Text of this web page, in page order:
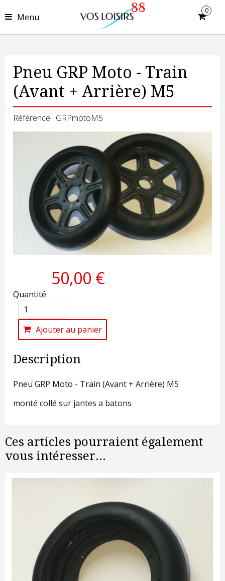
Menu
0
Pneu GRP Moto - Train
(Avant + Arrière) M5
Référence : GRPmotoM5
50,00 €
Quantité
Ajouter au panier
Description
Pneu GRP Moto - Train (Avant + Arrière) M5
monté collé sur jantes a batons
Ces articles pourraient également
vous intéresser...